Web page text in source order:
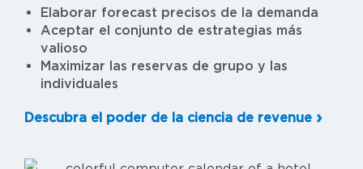
Elaborar forecast precisos de la demanda
Aceptar el conjunto de estrategias más
valioso
Maximizar las reservas de grupo y las
individuales
Descubra el poder de la ciencia de revenue